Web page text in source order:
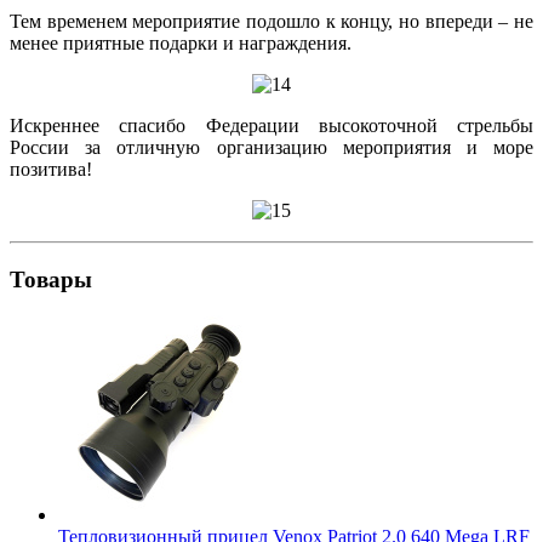
Тем временем мероприятие подошло к концу, но впереди – не
менее приятные подарки и награждения.
Искреннее спасибо Федерации высокоточной стрельбы
России за отличную организацию мероприятия и море
позитива!
Товары
Тепловизионный прицел Venox Patriot 2.0 640 Mega LRF